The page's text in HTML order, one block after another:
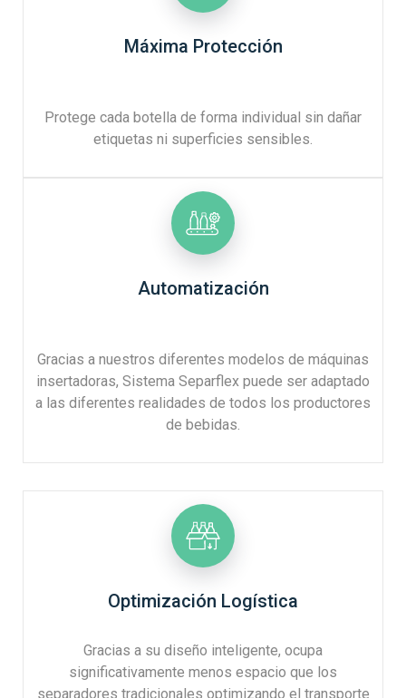
Máxima Protección
Protege cada botella de forma individual sin dañar
etiquetas ni superficies sensibles.
Automatización
Gracias a nuestros diferentes modelos de máquinas
insertadoras, Sistema Separflex puede ser adaptado
a las diferentes realidades de todos los productores
de bebidas.
Optimización Logística
Gracias a su diseño inteligente, ocupa
significativamente menos espacio que los
separadores tradicionales optimizando el transporte